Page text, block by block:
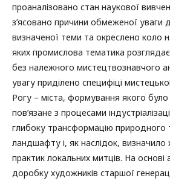
проаналізовано стан наукової
з’ясовано причини обмеженої уваги
визначеної теми та окреслено коло
яких промислова тематика
без належного мистецтвознавчого
увагу приділено специфіці
Рогу – міста, формування якого
пов’язане з процесами
глибоку трансформацію природного
ландшафту і, як наслідок, визначило
практик локальних митців. На основі
доробку художників старшої